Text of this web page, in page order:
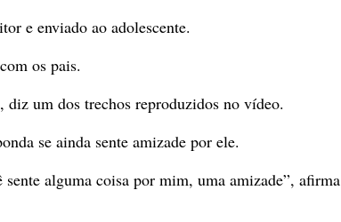
e enviado ao adolescente.
os pais.
diz um dos trechos reproduzidos no vídeo.
se ainda sente amizade por ele.
alguma coisa por mim, uma amizade”, afirma